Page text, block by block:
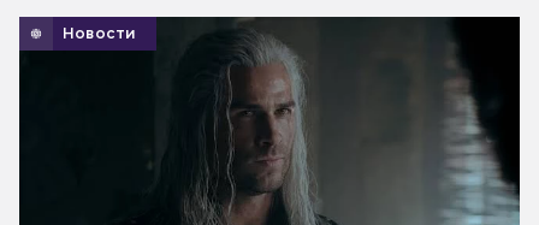
Новости